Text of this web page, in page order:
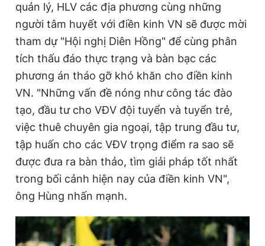
quản lý, HLV các địa phương cùng những
người tâm huyết với điền kinh VN sẽ được mời
tham dự "Hội nghị Diên Hồng" để cùng phân
tích thấu đáo thực trạng và bàn bạc các
phương án tháo gỡ khó khăn cho điền kinh
VN. "Những vấn đề nóng như công tác đào
tạo, đầu tư cho VĐV đội tuyển và tuyển trẻ,
việc thuê chuyên gia ngoại, tập trung đầu tư,
tập huấn cho các VĐV trọng điểm ra sao sẽ
được đưa ra bàn thảo, tìm giải pháp tốt nhất
trong bối cảnh hiện nay của điền kinh VN",
ông Hùng nhấn mạnh.